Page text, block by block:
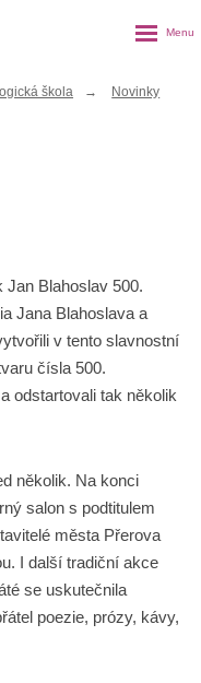
škola
Novinky
Jan Blahoslav 500.
Jana Blahoslava a
v tento slavnostní
čísla 500.
odstartovali tak několik
několik. Na konci
salon s podtitulem
města Přerova
I další tradiční akce
se uskutečnila
poezie, prózy, kávy,